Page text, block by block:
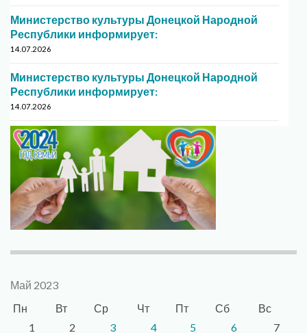
Министерство культуры Донецкой Народной
Республики информирует:
14.07.2026
Министерство культуры Донецкой Народной
Республики информирует:
14.07.2026
Май 2023
Пн
Вт Ср Чт Пт Сб
Вс
1
2 3 4 5 6 7